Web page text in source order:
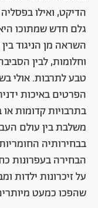
הדיקט, ואילו
גלם חדש שמתוכו
השראה מן הניגוד
וחלומות, לבין
טבע לתרבות. אולי
הפרטים באיכות
בתרבויות קדומות
משלבת בין עולם
בבחירותיה
הבחירה בעפרונות
על זיכרונות ילדות
שהפכו כמעט